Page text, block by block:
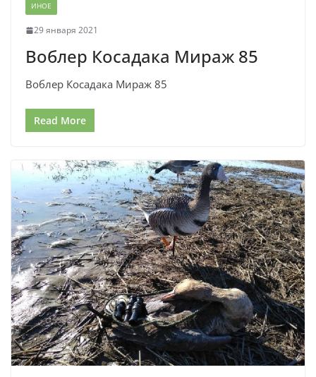
ИНОЕ
29 января 2021
Воблер Косадака Мираж 85
Воблер Косадака Мираж 85
Read More